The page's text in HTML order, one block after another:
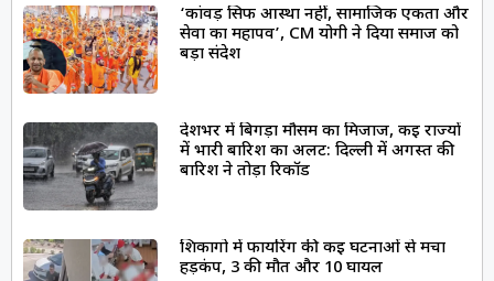
‘कांवड़ सिर्फ आस्था नहीं, सामाजिक एकता और
सेवा का महापर्व’, CM योगी ने दिया समाज को
बड़ा संदेश
देशभर में बिगड़ा मौसम का मिजाज, कई राज्यों
में भारी बारिश का अलर्ट: दिल्ली में अगस्त की
बारिश ने तोड़ा रिकॉर्ड
शिकागो में फायरिंग की कई घटनाओं से मचा
हड़कंप, 3 की मौत और 10 घायल